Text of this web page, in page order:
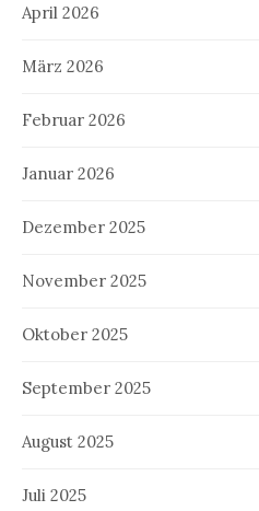
April 2026
März 2026
Februar 2026
Januar 2026
Dezember 2025
November 2025
Oktober 2025
September 2025
August 2025
Juli 2025